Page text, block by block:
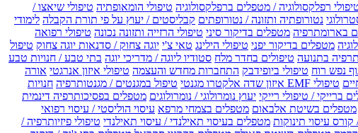
רפלקסולוגיה / מטפלים ברפלקסולוגיה טיפולי הומאופתיה טיפולי שיאצו /
נטורופתיה ותזונה / נטורופתים קבליסטים / יעוץ על פי תורת הקבלה לימודי
בארומתרפיה מטפלים בדיקור סיני טיפולי הרזייה ותזונה נכונה טיפולי רפואה
מטפלים בדיקור יפני טיפולי הילינג טאי צ'י יוגה צחוק / סדנאות יוגה צחוק טיפול
בתנועה טיפולים בחדר מלח סטודיו ליוגה / מדריכי יוגה בתי טבע / חנויות טבע
נפש רוח טיפולי ביופידבק התחברות מחדש והעצמה טיפולי איזון אנרגטי אורה
טיפולי EMF איזון שדה אלקטרו מגנטי טיפול במגנטים / מגנטותרפיה חנויות
ברייקי / טיפולי רייקי יעוץ נומרולוגי / נומרולוגים מטפלים בפסיכותרפיה דינמית
מטפלים בשיטת אלבאום מטפלים בצמחי מרפא עיסוי הוליסטי / עיסוי רפואי
קורס עיסוי תינוקות מטפלים בעיסוי תאילנדי / עיסוי תאילנדי טיפולי פיזיותרפיה /